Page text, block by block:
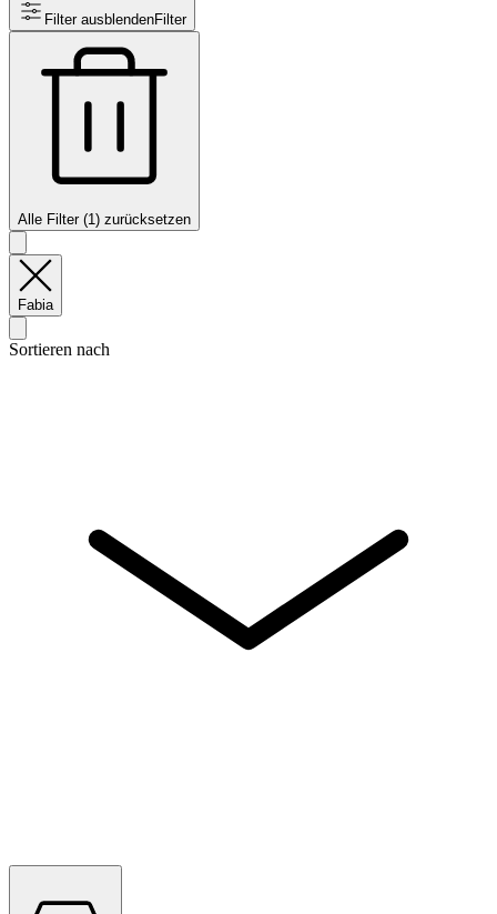
Filter ausblendenFilter
Alle Filter (1) zurücksetzen
Fabia
Sortieren nach